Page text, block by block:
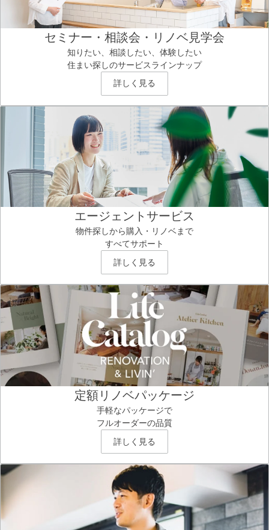
セミナー・相談会・リノベ見学会
知りたい、相談したい、体験したい
住まい探しのサービスラインナップ
詳しく見る
エージェントサービス
物件探しから購入・リノベまで
すべてサポート
詳しく見る
定額リノベパッケージ
手軽なパッケージで
フルオーダーの品質
詳しく見る